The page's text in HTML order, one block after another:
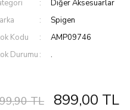
Diğer Aksesuarlar
Spigen
Kodu
AMP09746
Durumu
.
TL 899,00 TL